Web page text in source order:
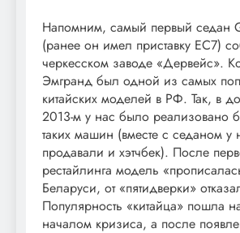
Напомним, самый первый седан
(ранее он имел приставку EC7)
черкесском заводе «Дервейс».
Эмгранд был одной из самых
китайских моделей в РФ. Так, в
2013-м у нас было реализовано
таких машин (вместе с седаном у
продавали и хэтчбек). После
рестайлинга модель
Беларуси, от «пятидверки»
Популярность «китайца» пошла
началом кризиса, а после